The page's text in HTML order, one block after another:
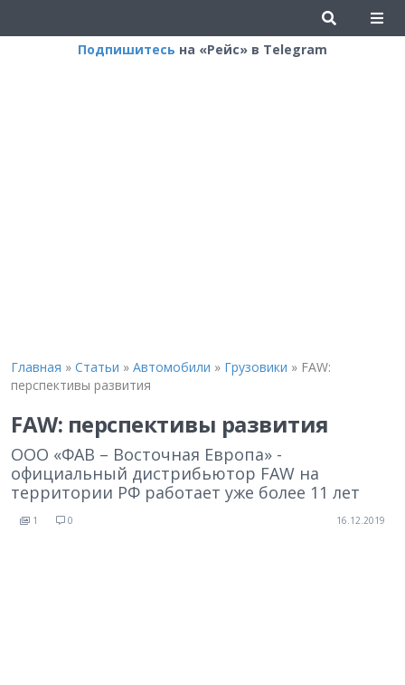
Подпишитесь на «Рейс» в Telegram
Главная » Статьи » Автомобили » Грузовики » FAW:
перспективы развития
FAW: перспективы развития
ООО «ФАВ – Восточная Европа» -
официальный дистрибьютор FAW на
территории РФ работает уже более 11 лет
1 0 16.12.2019